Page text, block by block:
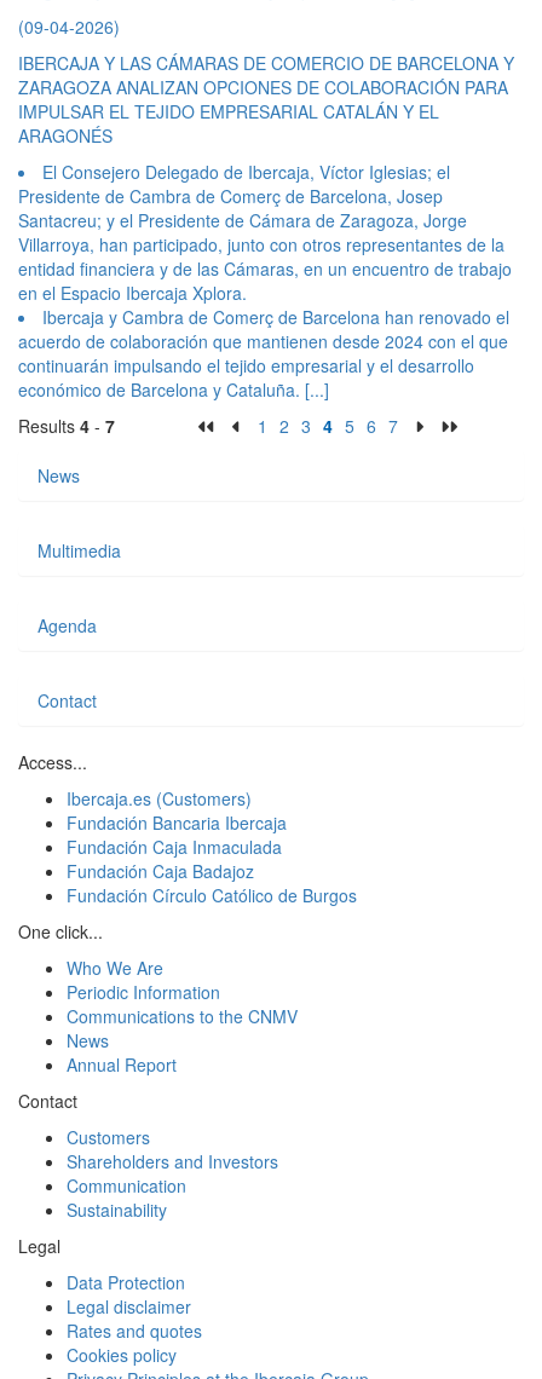
(09-04-2026)
IBERCAJA Y LAS CÁMARAS DE COMERCIO DE BARCELONA Y
ZARAGOZA ANALIZAN OPCIONES DE COLABORACIÓN PARA
IMPULSAR EL TEJIDO EMPRESARIAL CATALÁN Y EL
ARAGONÉS
El Consejero Delegado de Ibercaja, Víctor Iglesias; el
Presidente de Cambra de Comerç de Barcelona, Josep
Santacreu; y el Presidente de Cámara de Zaragoza, Jorge
Villarroya, han participado, junto con otros representantes de la
entidad financiera y de las Cámaras, en un encuentro de trabajo
en el Espacio Ibercaja Xplora.
Ibercaja y Cambra de Comerç de Barcelona han renovado el
acuerdo de colaboración que mantienen desde 2024 con el que
continuarán impulsando el tejido empresarial y el desarrollo
económico de Barcelona y Cataluña. [...]
Results 4 - 7 1 2 3 4 5 6 7
News
Multimedia
Agenda
Contact
Access...
Ibercaja.es (Customers)
Fundación Bancaria Ibercaja
Fundación Caja Inmaculada
Fundación Caja Badajoz
Fundación Círculo Católico de Burgos
One click...
Who We Are
Periodic Information
Communications to the CNMV
News
Annual Report
Contact
Customers
Shareholders and Investors
Communication
Sustainability
Legal
Data Protection
Legal disclaimer
Rates and quotes
Cookies policy